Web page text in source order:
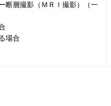
断層撮影（ＭＲＩ撮影）（一
場合